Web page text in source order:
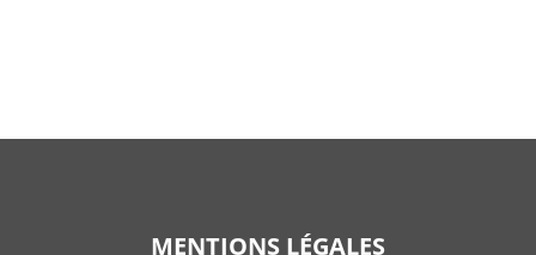
MENTIONS LÉGALES